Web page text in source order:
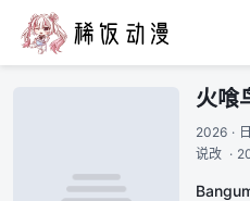
火喰
2026 ·
说改 ·